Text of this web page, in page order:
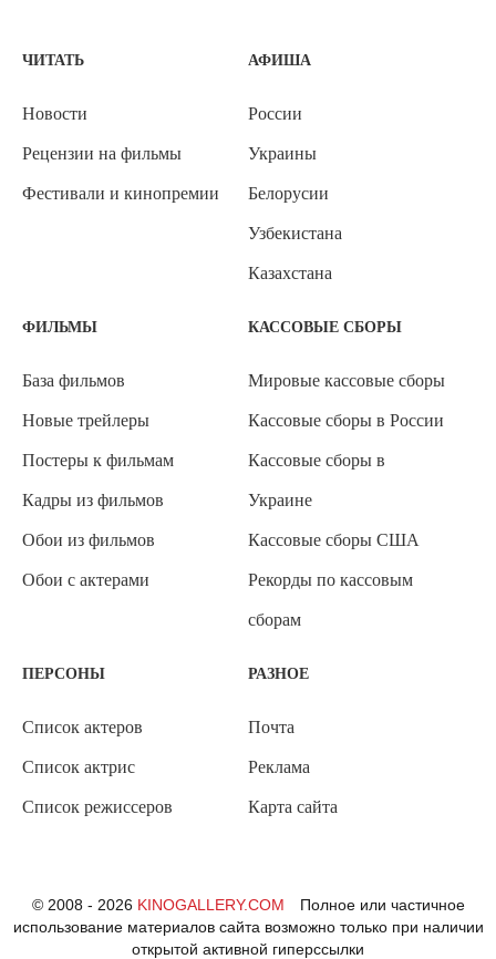
ЧИТАТЬ
Новости
Рецензии на фильмы
Фестивали и кинопремии
АФИША
России
Украины
Белорусии
Узбекистана
Казахстана
ФИЛЬМЫ
База фильмов
Новые трейлеры
Постеры к фильмам
Кадры из фильмов
Обои из фильмов
Обои с актерами
КАССОВЫЕ СБОРЫ
Мировые кассовые сборы
Кассовые сборы в России
Кассовые сборы в
Украине
Кассовые сборы США
Рекорды по кассовым
сборам
ПЕРСОНЫ
Список актеров
Список актрис
Список режиссеров
РАЗНОЕ
Почта
Реклама
Карта сайта
© 2008 - 2026 KINOGALLERY.COM
Полное или частичное
использование материалов сайта возможно только при наличии
открытой активной гиперссылки